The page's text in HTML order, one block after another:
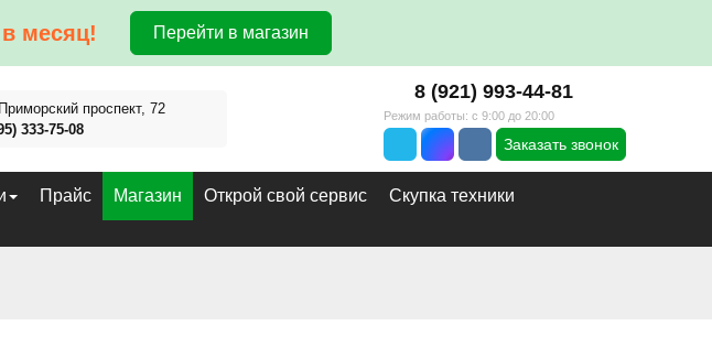
месяц! Перейти в магазин
проспект, 72
333-75-08
8 (921) 993-44-81
Режим работы: с 9:00 до 20:00
Заказать звонок
Прайс Магазин Открой свой сервис
Скупка техники